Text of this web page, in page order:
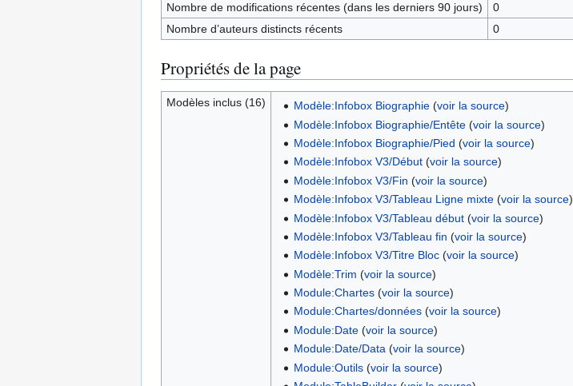
Nombre de modifications récentes (dans les derniers 90 jours)
0
Nombre d’auteurs distincts récents
0
Propriétés de la page
Modèles inclus (16) Modèle:Infobox Biographie(voir la source)
Modèle:Infobox Biographie/Entête(voir la source)
Modèle:Infobox Biographie/Pied (voir la source)
Modèle:Infobox V3/Début(voir la source)
Modèle:Infobox V3/Fin (voir la source)
Modèle:Infobox V3/Tableau Ligne mixte(voir la source)
Modèle:Infobox V3/Tableau début(voir la source)
Modèle:Infobox V3/Tableau fin (voir la source)
Modèle:Infobox V3/Titre Bloc(voir la source)
Modèle:Trim (voir la source)
Module:Chartes(voir la source)
Module:Chartes/données(voir la source)
Module:Date(voir la source)
Module:Date/Data(voir la source)
Module:Outils(voir la source)